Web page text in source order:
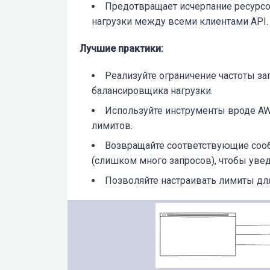
Предотвращает исчерпание
нагрузки между всеми клиентами API.
Лучшие практики:
Реализуйте oграничение частоты
балансировщика нагрузки.
Используйте инструменты вроде
лимитов.
Возвращайте соответствующие
(слишком много запросов), чтобы
Позволяйте настраивать лимиты